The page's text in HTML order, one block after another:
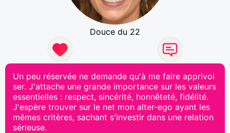
Douce du 22
Un peu réservée ne demande qu'à me faire apprivoi
ser. J'attache une grande importance sur les valeurs
essentielles : respect, sincérité, honnêteté, fidélité.
J'espère trouver sur le net mon alter-ego ayant les
mêmes critères, sachant s'investir dans une relation
sérieuse.